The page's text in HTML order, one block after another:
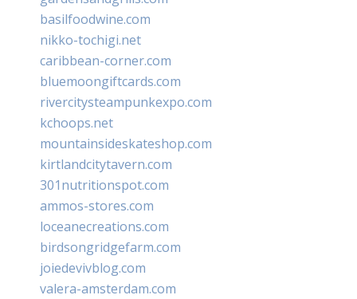
basilfoodwine.com
nikko-tochigi.net
caribbean-corner.com
bluemoongiftcards.com
rivercitysteampunkexpo.com
kchoops.net
mountainsideskateshop.com
kirtlandcitytavern.com
301nutritionspot.com
ammos-stores.com
loceanecreations.com
birdsongridgefarm.com
joiedevivblog.com
valera-amsterdam.com